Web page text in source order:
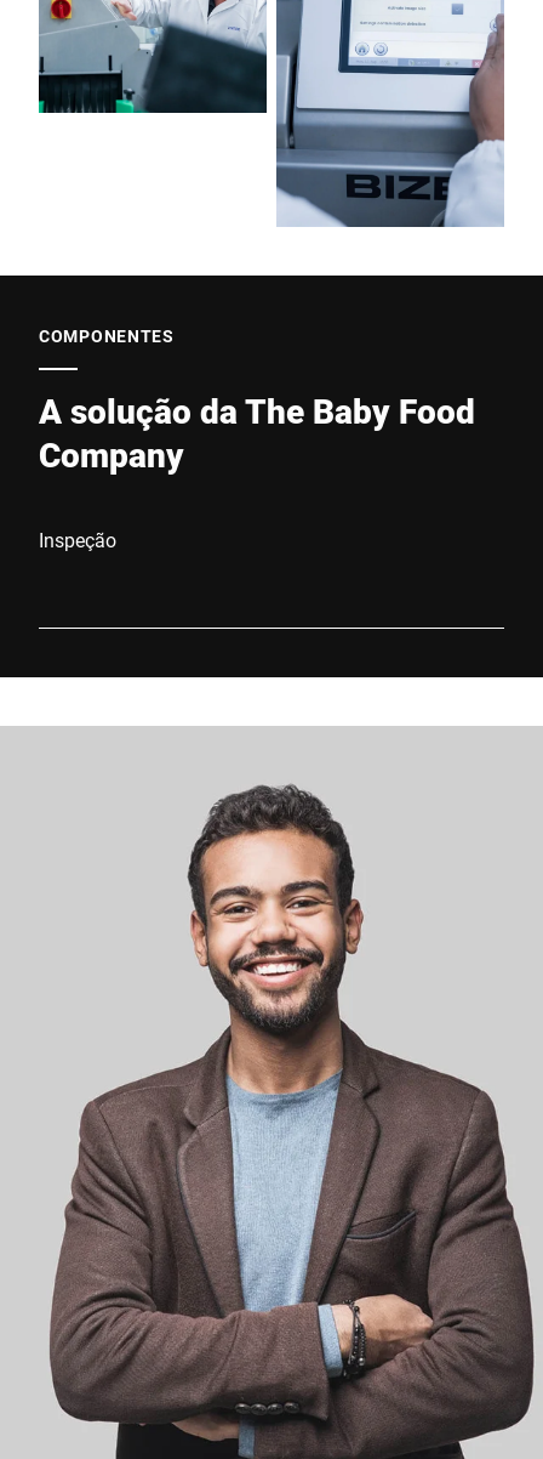
COMPONENTES
A solução da The Baby Food
Company
Inspeção